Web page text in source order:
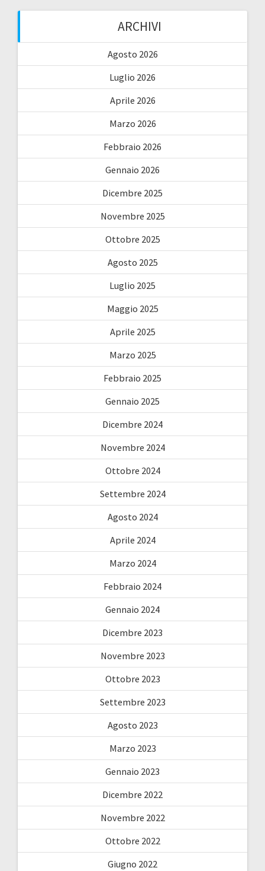
ARCHIVI
Agosto 2026
Luglio 2026
Aprile 2026
Marzo 2026
Febbraio 2026
Gennaio 2026
Dicembre 2025
Novembre 2025
Ottobre 2025
Agosto 2025
Luglio 2025
Maggio 2025
Aprile 2025
Marzo 2025
Febbraio 2025
Gennaio 2025
Dicembre 2024
Novembre 2024
Ottobre 2024
Settembre 2024
Agosto 2024
Aprile 2024
Marzo 2024
Febbraio 2024
Gennaio 2024
Dicembre 2023
Novembre 2023
Ottobre 2023
Settembre 2023
Agosto 2023
Marzo 2023
Gennaio 2023
Dicembre 2022
Novembre 2022
Ottobre 2022
Giugno 2022